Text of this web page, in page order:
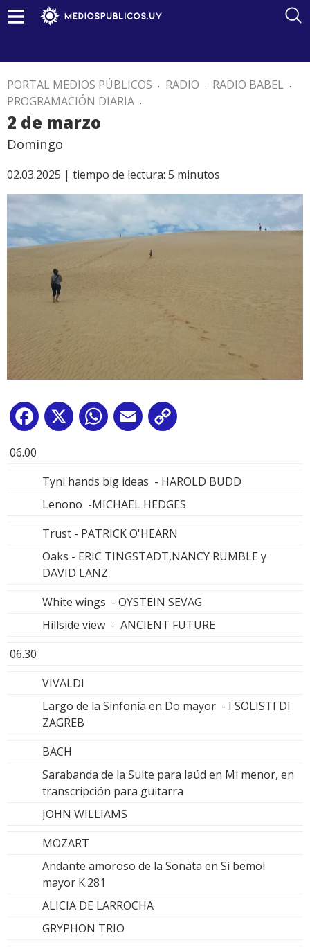
PORTAL MEDIOS PÚBLICOS . RADIO . RADIO BABEL .
PROGRAMACIÓN DIARIA .
2 de marzo
Domingo
02.03.2025 | tiempo de lectura: 5 minutos
Facebook
X WhatsApp
Email
06.00
Tyni hands big ideas - HAROLD BUDD
Lenono -MICHAEL HEDGES
Trust - PATRICK O'HEARN
Oaks - ERIC TINGSTADT,NANCY RUMBLE y
DAVID LANZ
White wings - OYSTEIN SEVAG
Hillside view - ANCIENT FUTURE
06.30
VIVALDI
Largo de la Sinfonía en Do mayor - I SOLISTI DI
ZAGREB
BACH
Sarabanda de la Suite para laúd en Mi menor, en
transcripción para guitarra
JOHN WILLIAMS
MOZART
Andante amoroso de la Sonata en Si bemol
mayor K.281
ALICIA DE LARROCHA
GRYPHON TRIO